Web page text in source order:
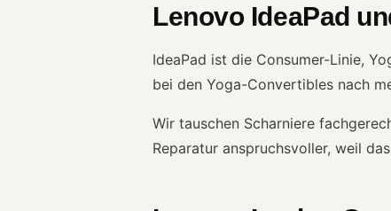
Lenovo IdeaPad
IdeaPad ist die Consumer-Linie,
bei den Yoga-Convertibles nach
Wir tauschen Scharniere
Reparatur anspruchsvoller, weil